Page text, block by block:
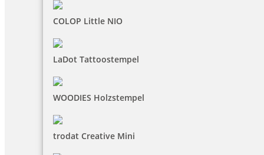
COLOP Little NIO
LaDot Tattoostempel
WOODIES Holzstempel
trodat Creative Mini